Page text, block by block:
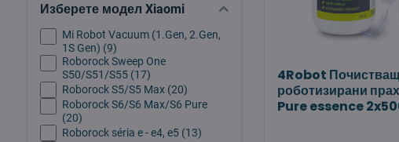
4Robot
роботизирани
Pure essence
Изберете модел Xiaomi
Mi Robot Vacuum (1.Gen, 2.Gen,
1S Gen) (9)
Roborock Sweep One
S50/S51/S55 (17)
Roborock S5/S5 Max (20)
Roborock S6/S6 Max/S6 Pure
(20)
Roborock séria e - e4, e5 (13)